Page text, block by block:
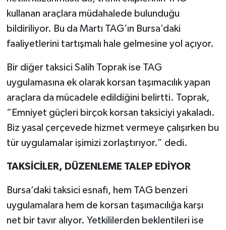
kullanan araçlara müdahalede bulunduğu
bildiriliyor. Bu da Martı TAG’ın Bursa’daki
faaliyetlerini tartışmalı hale gelmesine yol açıyor.
Bir diğer taksici Salih Toprak ise TAG
uygulamasına ek olarak korsan taşımacılık yapan
araçlara da mücadele edildiğini belirtti. Toprak,
“Emniyet güçleri birçok korsan taksiciyi yakaladı.
Biz yasal çerçevede hizmet vermeye çalışırken bu
tür uygulamalar işimizi zorlaştırıyor.” dedi.
TAKSİCİLER, DÜZENLEME TALEP EDİYOR
Bursa’daki taksici esnafı, hem TAG benzeri
uygulamalara hem de korsan taşımacılığa karşı
net bir tavır alıyor. Yetkililerden beklentileri ise